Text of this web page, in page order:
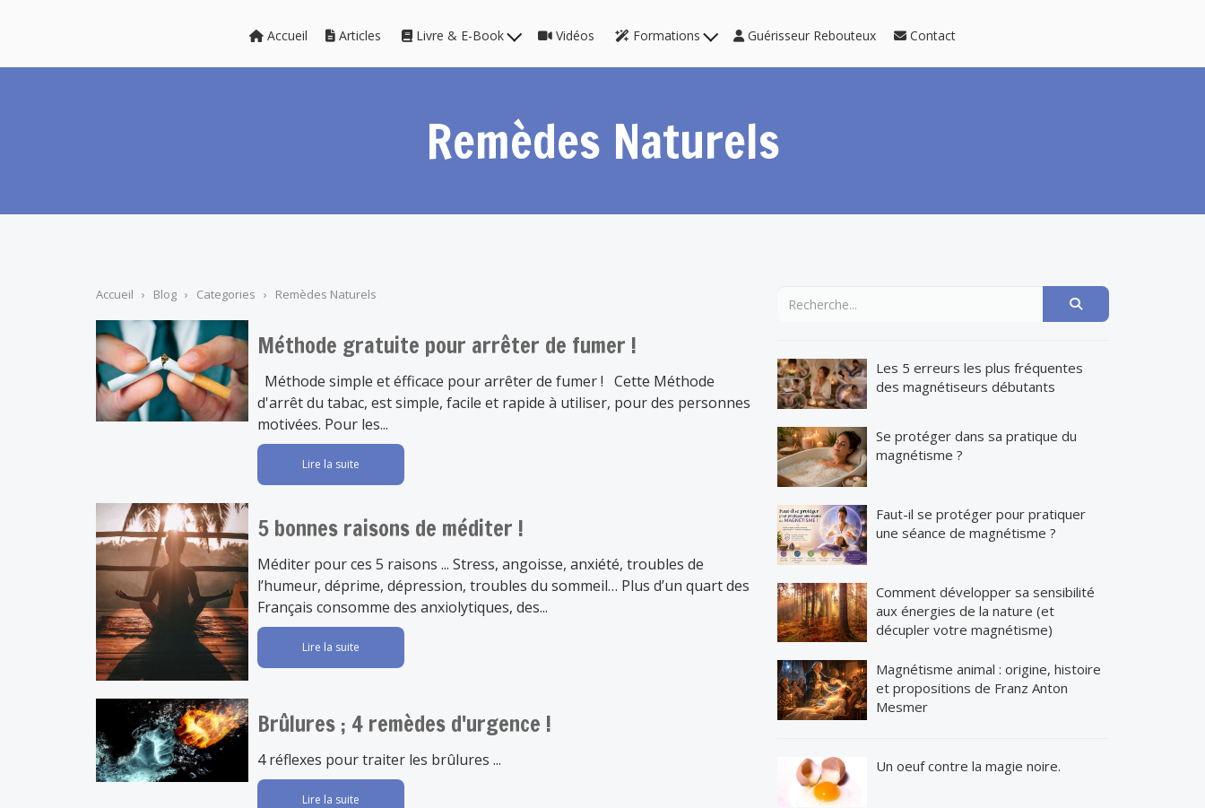
Accueil Articles Livre & E-Book Vidéos Formations Guérisseur Rebouteux Contact
Remèdes Naturels
Accueil › Blog › Categories › Remèdes Naturels
Méthode gratuite pour arrêter de fumer !
Méthode simple et éfficace pour arrêter de fumer ! Cette Méthode
d'arrêt du tabac, est simple, facile et rapide à utiliser, pour des personnes
motivées. Pour les...
Lire la suite
5 bonnes raisons de méditer !
Méditer pour ces 5 raisons ... Stress, angoisse, anxiété, troubles de
l’humeur, déprime, dépression, troubles du sommeil… Plus d’un quart des
Français consomme des anxiolytiques, des...
Lire la suite
Brûlures ; 4 remèdes d'urgence !
4 réflexes pour traiter les brûlures ...
Lire la suite
Les 5 erreurs les plus fréquentes
des magnétiseurs débutants
Se protéger dans sa pratique du
magnétisme ?
Faut-il se protéger pour pratiquer
une séance de magnétisme ?
Comment développer sa sensibilité
aux énergies de la nature (et
décupler votre magnétisme)
Magnétisme animal : origine, histoire
et propositions de Franz Anton
Mesmer
Un oeuf contre la magie noire.